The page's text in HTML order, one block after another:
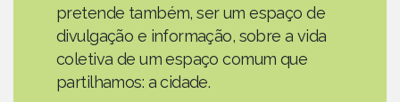
pretende também, ser um espaço de
divulgação e informação, sobre a vida
coletiva de um espaço comum que
partilhamos: a cidade.